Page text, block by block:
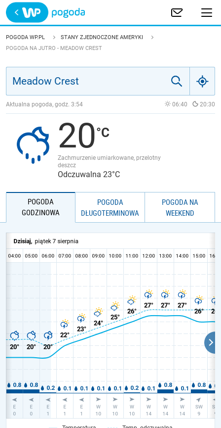
Trwa ładowanie
POLSKA
JAKOŚĆ POWIETRZA
POGODA WP.PL
STANY ZJEDNOCZONE AMERYKI
POGODA NA JUTRO - MEADOW CREST
Aktualna pogoda, godz. 3:54 06:40 20:30
20
Zachmurzenie umiarkowane, przelotny
deszcz
Odczuwalna 23°C
POGODA
GODZINOWA
POGODA
DŁUGOTERMINOWA
POGODA NA
WEEKEND